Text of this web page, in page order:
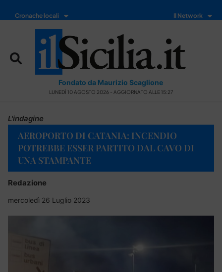
Cronache locali Il Network
Fondato da Maurizio Scaglione
LUNEDÌ 10 AGOSTO 2026 - AGGIORNATO ALLE 15:27
L'indagine
AEROPORTO DI CATANIA: INCENDIO
POTREBBE ESSER PARTITO DAL CAVO DI
UNA STAMPANTE
Redazione
mercoledì 26 Luglio 2023